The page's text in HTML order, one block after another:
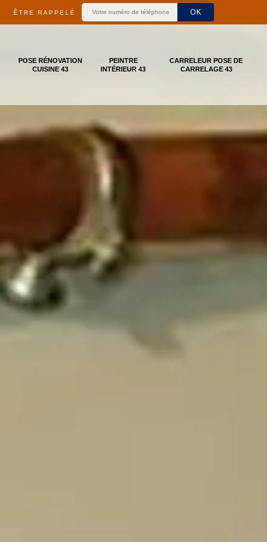
ÊTRE RAPPELÉ
POSE RÉNOVATION
CUISINE 43
PEINTRE
INTÉRIEUR 43
CARRELEUR POSE DE
CARRELAGE 43